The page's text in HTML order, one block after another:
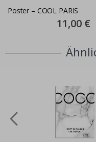
Poster – COOL PARIS
Special
Price
11,00 €